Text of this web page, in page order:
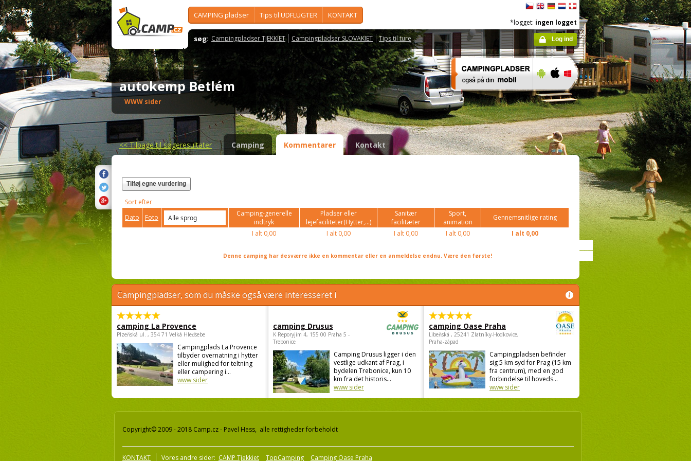
CAMPING pladser Tips til UDFLUGTER KONTAKT
søg: Campingpladser TJEKKIET Campingpladser SLOVAKIET Tips til ture
*logget: ingen logget
Log ind
autokemp Betlém
WWW sider
<<Tilbage til søgeresultater Camping Kommentarer Kontakt
Tilføj egne vurdering
Sort efter
Dato
Foto
Camping-generelle
indtryk
Pladser eller
lejefaciliteter(Hytter,...)
Sanitær
facilitæter
Sport,
animation
Gennemsnitlige rating
I alt 0,00 I alt0,00 I alt0,00 I alt0,00 I alt 0,00
Denne camping har desværre ikke en kommentar eller en anmeldelse endnu. Være den første!
Campingpladser, som du måske også være interesseret i
camping La Provence
Plzeňská ul. , 354 71 Velká Hleďsebe
Campingplads La Provence
tilbyder overnatning i hytter
eller mulighed for teltning
eller campering i...
www sider
camping Drusus
K Reporyjim 4, 155 00 Praha 5 -
Trebonice
Camping Drusus ligger i den
vestlige udkant af Prag, i
bydelen Trebonice, kun 10
km fra det historis...
www sider
camping Oase Praha
Libeňská , 25241 Zlatníky-Hodkovice,
Praha-západ
Campingpladsen befinder
sig 5 km syd for Prag (15 km
fra centrum), med en god
forbindelse til hoveds...
www sider
Copyright© 2009 - 2018 Camp.cz - Pavel Hess, alle rettigheder forbeholdt
KONTAKT Vores andre sider: CAMP Tjekkiet TopCamping Camping Oase Praha